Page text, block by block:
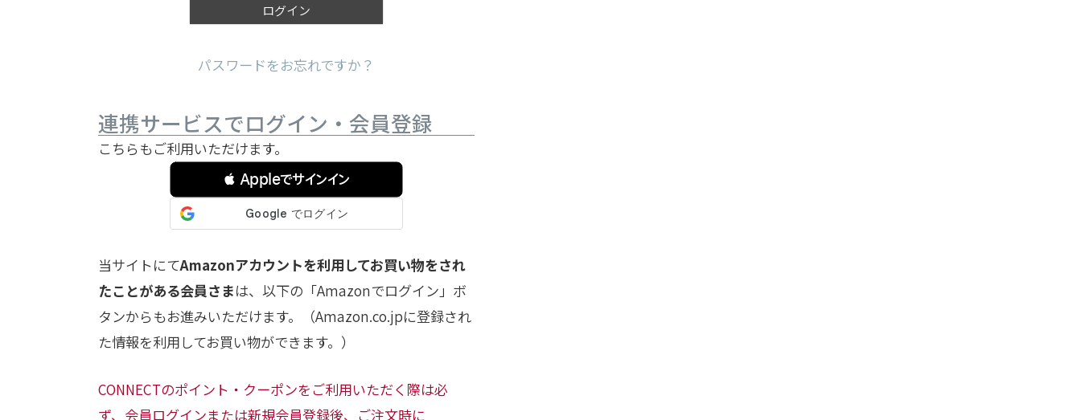
ログイン
パスワードをお忘れですか？
連携サービスでログイン・会員登録
こちらもご利用いただけます。
 Appleでサインイン
当サイトにてAmazonアカウントを利用してお買い物をされ
たことがある会員さまは、以下の「Amazonでログイン」ボ
タンからもお進みいただけます。（Amazon.co.jpに登録され
た情報を利用してお買い物ができます。）
CONNECTのポイント・クーポンをご利用いただく際は必
ず、会員ログインまたは新規会員登録後、ご注文時に